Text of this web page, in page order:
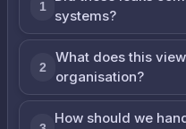
1
systems?
2
What does this
organisation?
How should we